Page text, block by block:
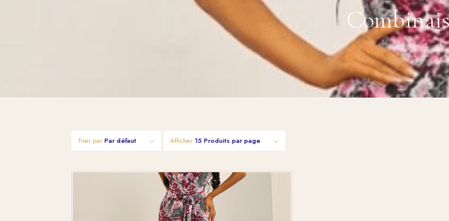
Trier parPar défaut Afficher15 Produits par page